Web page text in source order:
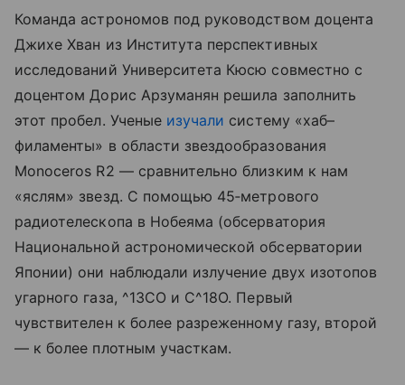
Команда астрономов под руководством доцента
Джихе Хван из Института перспективных
исследований Университета Кюсю совместно с
доцентом Дорис Арзуманян решила заполнить
этот пробел. Ученые изучали систему «хаб–
филаменты» в области звездообразования
Monoceros R2 — сравнительно близким к нам
«яслям» звезд. С помощью 45‑метрового
радиотелескопа в Нобеяма (обсерватория
Национальной астрономической обсерватории
Японии) они наблюдали излучение двух изотопов
угарного газа, ^13CO и C^18O. Первый
чувствителен к более разреженному газу, второй
— к более плотным участкам.